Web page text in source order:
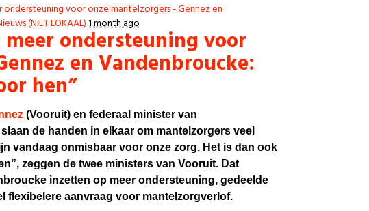
ondersteuning voor onze mantelzorgers - Gennez en
(NIET LOKAAL)1 month ago
ondersteuning voor
en Vandenbroucke:
hen”
(Vooruit) en federaal minister van
de handen in elkaar om mantelzorgers veel
vandaag onmisbaar voor onze zorg. Het is dan ook
zeggen de twee ministers van Vooruit. Dat
inzetten op meer ondersteuning, gedeelde
flexibelere aanvraag voor mantelzorgverlof.